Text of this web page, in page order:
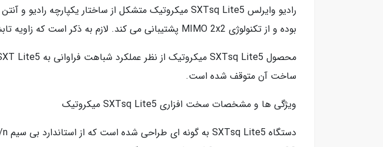
بوده و از تکنولوژی MIMO 2x2 پشتیبانی می کند. لازم به ذکر است که زاویه تابش آنتن این رادیو 23 درجه در حالت افقی و عمودی است.
ساخت آن متوقف شده است.
ویژگی ها و مشخصات سخت افزاری SXTsq Lite5 میکروتیک